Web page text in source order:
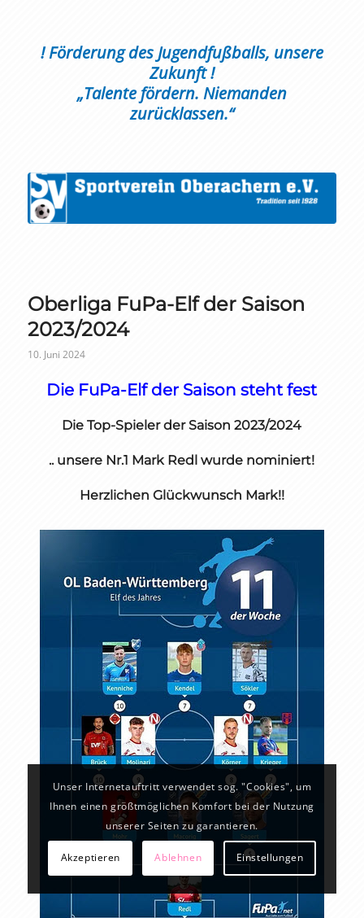
! Förderung des Jugendfußballs, unsere
Zukunft !
„Talente fördern. Niemanden
zurücklassen.“
Oberliga FuPa-Elf der Saison
2023/2024
10. Juni 2024
Die FuPa-Elf der Saison steht fest
Die Top-Spieler der Saison 2023/2024
.. unsere Nr.1 Mark Redl wurde nominiert!
Herzlichen Glückwunsch Mark!!
Unser Internetauftritt verwendet sog. "Cookies", um
Ihnen einen größtmöglichen Komfort bei der Nutzung
unserer Seiten zu garantieren.
Akzeptieren Ablehnen Einstellungen